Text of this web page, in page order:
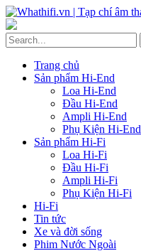
Trang chủ
Sản phẩm Hi-End
Loa Hi-End
Đầu Hi-End
Ampli Hi-End
Phụ Kiện Hi-End
Sản phẩm Hi-Fi
Loa Hi-Fi
Đầu Hi-Fi
Ampli Hi-Fi
Phụ Kiện Hi-Fi
Hi-Fi
Tin tức
Xe và đời sống
Phim Nước Ngoài